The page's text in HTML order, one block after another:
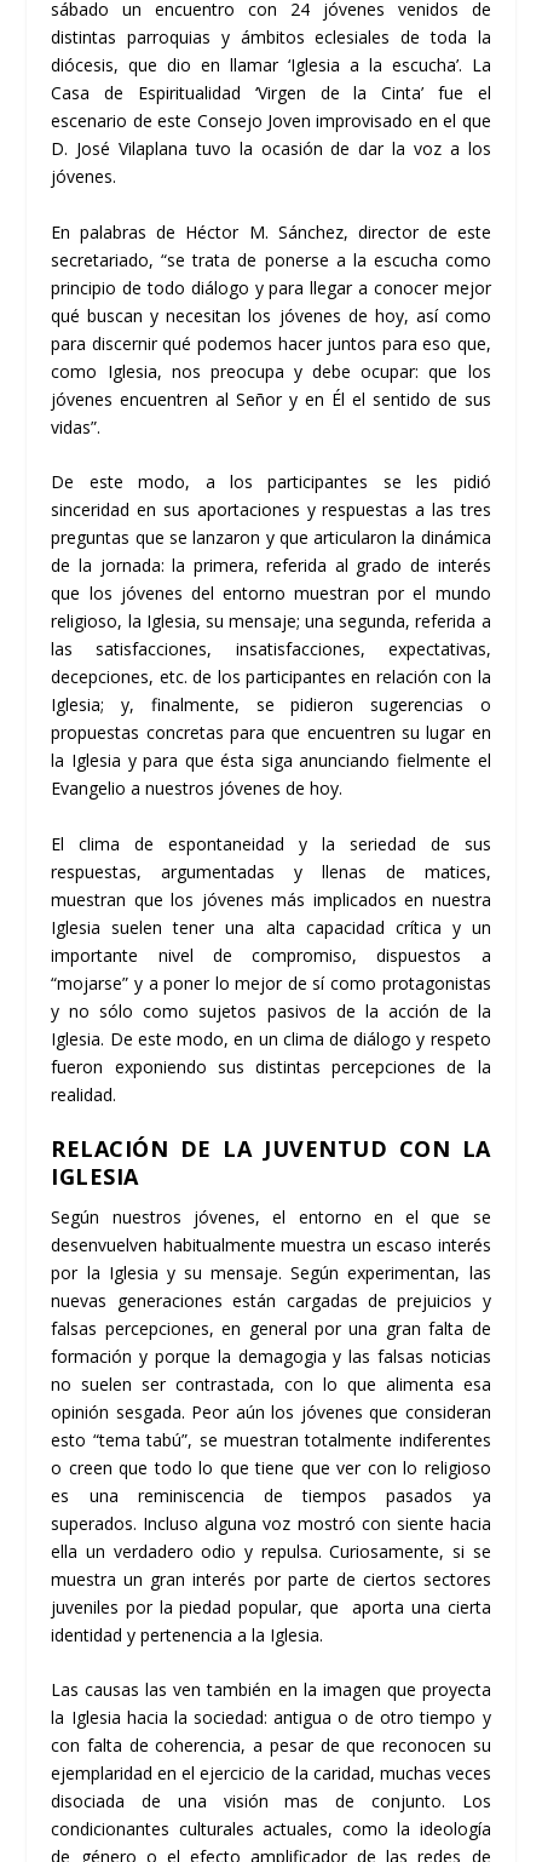
sábado un encuentro con 24 jóvenes venidos de
distintas parroquias y ámbitos eclesiales de toda la
diócesis, que dio en llamar ‘Iglesia a la escucha’. La
Casa de Espiritualidad ‘Virgen de la Cinta’ fue el
escenario de este Consejo Joven improvisado en el que
D. José Vilaplana tuvo la ocasión de dar la voz a los
jóvenes.
En palabras de Héctor M. Sánchez, director de este
secretariado, “se trata de ponerse a la escucha como
principio de todo diálogo y para llegar a conocer mejor
qué buscan y necesitan los jóvenes de hoy, así como
para discernir qué podemos hacer juntos para eso que,
como Iglesia, nos preocupa y debe ocupar: que los
jóvenes encuentren al Señor y en Él el sentido de sus
vidas”.
De este modo, a los participantes se les pidió
sinceridad en sus aportaciones y respuestas a las tres
preguntas que se lanzaron y que articularon la dinámica
de la jornada: la primera, referida al grado de interés
que los jóvenes del entorno muestran por el mundo
religioso, la Iglesia, su mensaje; una segunda, referida a
las satisfacciones, insatisfacciones, expectativas,
decepciones, etc. de los participantes en relación con la
Iglesia; y, finalmente, se pidieron sugerencias o
propuestas concretas para que encuentren su lugar en
la Iglesia y para que ésta siga anunciando fielmente el
Evangelio a nuestros jóvenes de hoy.
El clima de espontaneidad y la seriedad de sus
respuestas, argumentadas y llenas de matices,
muestran que los jóvenes más implicados en nuestra
Iglesia suelen tener una alta capacidad crítica y un
importante nivel de compromiso, dispuestos a
“mojarse” y a poner lo mejor de sí como protagonistas
y no sólo como sujetos pasivos de la acción de la
Iglesia. De este modo, en un clima de diálogo y respeto
fueron exponiendo sus distintas percepciones de la
realidad.
RELACIÓN DE LA JUVENTUD CON LA
IGLESIA
Según nuestros jóvenes, el entorno en el que se
desenvuelven habitualmente muestra un escaso interés
por la Iglesia y su mensaje. Según experimentan, las
nuevas generaciones están cargadas de prejuicios y
falsas percepciones, en general por una gran falta de
formación y porque la demagogia y las falsas noticias
no suelen ser contrastada, con lo que alimenta esa
opinión sesgada. Peor aún los jóvenes que consideran
esto “tema tabú”, se muestran totalmente indiferentes
o creen que todo lo que tiene que ver con lo religioso
es una reminiscencia de tiempos pasados ya
superados. Incluso alguna voz mostró con siente hacia
ella un verdadero odio y repulsa. Curiosamente, si se
muestra un gran interés por parte de ciertos sectores
juveniles por la piedad popular, que aporta una cierta
identidad y pertenencia a la Iglesia.
Las causas las ven también en la imagen que proyecta
la Iglesia hacia la sociedad: antigua o de otro tiempo y
con falta de coherencia, a pesar de que reconocen su
ejemplaridad en el ejercicio de la caridad, muchas veces
disociada de una visión mas de conjunto. Los
condicionantes culturales actuales, como la ideología
de género o el efecto amplificador de las redes de